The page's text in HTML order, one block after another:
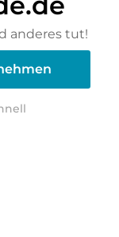
anderes tut!